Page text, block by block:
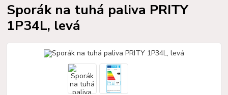
Sporák na tuhá paliva PRITY
1P34L, levá